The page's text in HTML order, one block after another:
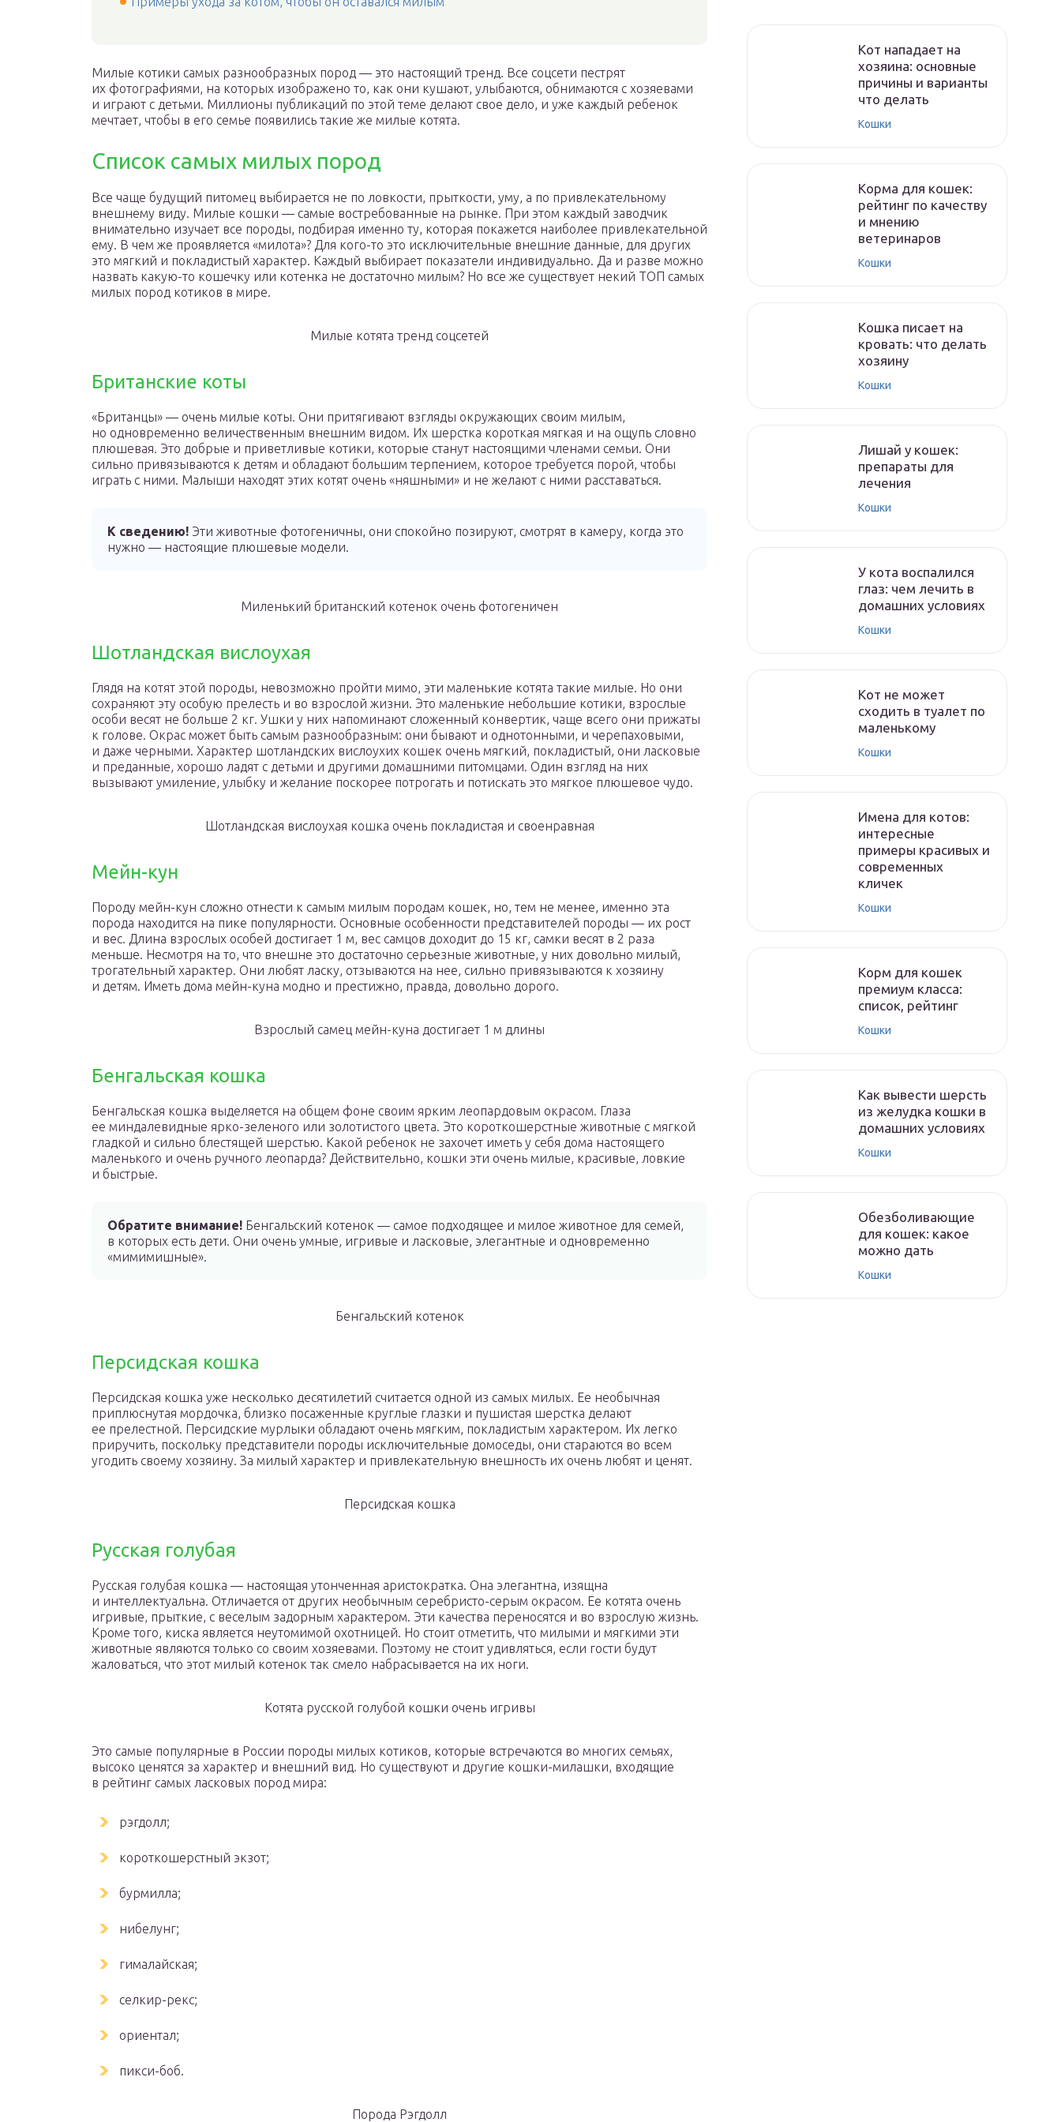
Милые котики самых разнообразных пород — это настоящий тренд. Все соцсети пестрят
их фотографиями, на которых изображено то, как они кушают, улыбаются, обнимаются с хозяевами
и играют с детьми. Миллионы публикаций по этой теме делают свое дело, и уже каждый ребенок
мечтает, чтобы в его семье появились такие же милые котята.
Список самых милых пород
Все чаще будущий питомец выбирается не по ловкости, прыткости, уму, а по привлекательному
внешнему виду. Милые кошки — самые востребованные на рынке. При этом каждый заводчик
внимательно изучает все породы, подбирая именно ту, которая покажется наиболее привлекательной
ему. В чем же проявляется «милота»? Для кого-то это исключительные внешние данные, для других
это мягкий и покладистый характер. Каждый выбирает показатели индивидуально. Да и разве можно
назвать какую-то кошечку или котенка не достаточно милым? Но все же существует некий ТОП самых
милых пород котиков в мире.
Милые котята тренд соцсетей
Британские коты
«Британцы» — очень милые коты. Они притягивают взгляды окружающих своим милым,
но одновременно величественным внешним видом. Их шерстка короткая мягкая и на ощупь словно
плюшевая. Это добрые и приветливые котики, которые станут настоящими членами семьи. Они
сильно привязываются к детям и обладают большим терпением, которое требуется порой, чтобы
играть с ними. Малыши находят этих котят очень «няшными» и не желают с ними расставаться.
К сведению! Эти животные фотогеничны, они спокойно позируют, смотрят в камеру, когда это
нужно — настоящие плюшевые модели.
Миленький британский котенок очень фотогеничен
Шотландская вислоухая
Глядя на котят этой породы, невозможно пройти мимо, эти маленькие котята такие милые. Но они
сохраняют эту особую прелесть и во взрослой жизни. Это маленькие небольшие котики, взрослые
особи весят не больше 2 кг. Ушки у них напоминают сложенный конвертик, чаще всего они прижаты
к голове. Окрас может быть самым разнообразным: они бывают и однотонными, и черепаховыми,
и даже черными. Характер шотландских вислоухих кошек очень мягкий, покладистый, они ласковые
и преданные, хорошо ладят с детьми и другими домашними питомцами. Один взгляд на них
вызывают умиление, улыбку и желание поскорее потрогать и потискать это мягкое плюшевое чудо.
Шотландская вислоухая кошка очень покладистая и своенравная
Мейн-кун
Породу мейн-кун сложно отнести к самым милым породам кошек, но, тем не менее, именно эта
порода находится на пике популярности. Основные особенности представителей породы — их рост
и вес. Длина взрослых особей достигает 1 м, вес самцов доходит до 15 кг, самки весят в 2 раза
меньше. Несмотря на то, что внешне это достаточно серьезные животные, у них довольно милый,
трогательный характер. Они любят ласку, отзываются на нее, сильно привязываются к хозяину
и детям. Иметь дома мейн-куна модно и престижно, правда, довольно дорого.
Взрослый самец мейн-куна достигает 1 м длины
Бенгальская кошка
Бенгальская кошка выделяется на общем фоне своим ярким леопардовым окрасом. Глаза
ее миндалевидные ярко-зеленого или золотистого цвета. Это короткошерстные животные с мягкой
гладкой и сильно блестящей шерстью. Какой ребенок не захочет иметь у себя дома настоящего
маленького и очень ручного леопарда? Действительно, кошки эти очень милые, красивые, ловкие
и быстрые.
Обратите внимание! Бенгальский котенок — самое подходящее и милое животное для семей,
в которых есть дети. Они очень умные, игривые и ласковые, элегантные и одновременно
«мимимишные».
Бенгальский котенок
Персидская кошка
Персидская кошка уже несколько десятилетий считается одной из самых милых. Ее необычная
приплюснутая мордочка, близко посаженные круглые глазки и пушистая шерстка делают
ее прелестной. Персидские мурлыки обладают очень мягким, покладистым характером. Их легко
приручить, поскольку представители породы исключительные домоседы, они стараются во всем
угодить своему хозяину. За милый характер и привлекательную внешность их очень любят и ценят.
Персидская кошка
Русская голубая
Русская голубая кошка — настоящая утонченная аристократка. Она элегантна, изящна
и интеллектуальна. Отличается от других необычным серебристо-серым окрасом. Ее котята очень
игривые, прыткие, с веселым задорным характером. Эти качества переносятся и во взрослую жизнь.
Кроме того, киска является неутомимой охотницей. Но стоит отметить, что милыми и мягкими эти
животные являются только со своим хозяевами. Поэтому не стоит удивляться, если гости будут
жаловаться, что этот милый котенок так смело набрасывается на их ноги.
Котята русской голубой кошки очень игривы
Это самые популярные в России породы милых котиков, которые встречаются во многих семьях,
высоко ценятся за характер и внешний вид. Но существуют и другие кошки-милашки, входящие
в рейтинг самых ласковых пород мира:
рэгдолл;
короткошерстный экзот;
бурмилла;
нибелунг;
гималайская;
селкир-рекс;
ориентал;
пикси-боб.
Порода Рэгдолл
Кот нападает на
хозяина: основные
причины и варианты
что делать
Кошки
Корма для кошек:
рейтинг по качеству
и мнению
ветеринаров
Кошки
Кошка писает на
кровать: что делать
хозяину
Кошки
Лишай у кошек:
препараты для
лечения
Кошки
У кота воспалился
глаз: чем лечить в
домашних условиях
Кошки
Кот не может
сходить в туалет по
маленькому
Кошки
Имена для котов:
интересные
примеры красивых и
современных
кличек
Кошки
Корм для кошек
премиум класса:
список, рейтинг
Кошки
Как вывести шерсть
из желудка кошки в
домашних условиях
Кошки
Обезболивающие
для кошек: какое
можно дать
Кошки